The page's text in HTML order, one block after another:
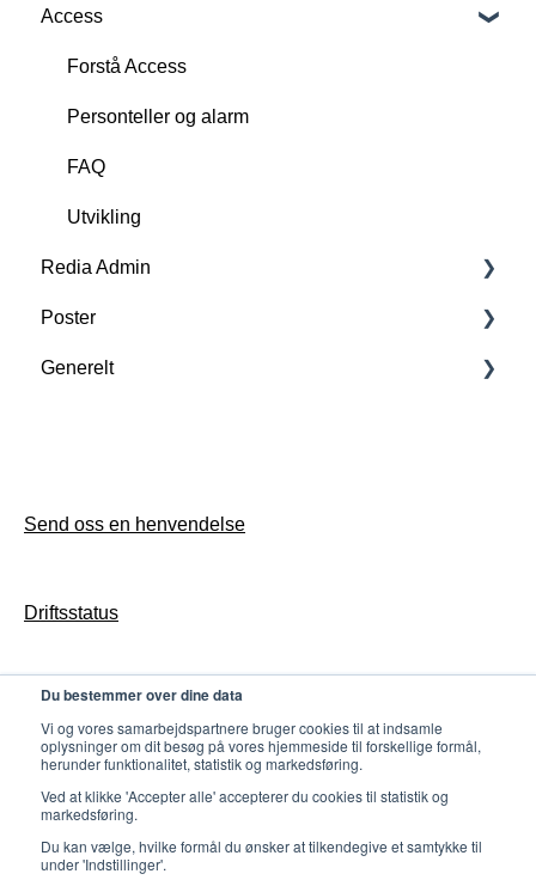
Du bestemmer over dine data
Vi og vores samarbejdspartnere bruger cookies til at indsamle
oplysninger om dit besøg på vores hjemmeside til forskellige formål,
herunder funktionalitet, statistik og markedsføring.
Ved at klikke 'Accepter alle' accepterer du cookies til statistik og
markedsføring.
Du kan vælge, hvilke formål du ønsker at tilkendegive et samtykke til
under 'Indstillinger'.
Scan, oprett og slett RFID-tags
FAQ
Funksjoner
Utvikling
Forstå Butler
FAQ
Kjernefunksjoner
Tilkjøpsfunksjoner
Sett opp Butler for biblioteket ditt
Support
Utvikling
Access
Forstå Access
Personteller og alarm
FAQ
Utvikling
Redia Admin
Forstå Redia Admin
FAQ
Butler konfigurasjon & drift
Counter konfigurasjon & drift
Poster
Konfigurasjon
Generelt
Send oss en henvendelse
Driftsstatus
Personvern